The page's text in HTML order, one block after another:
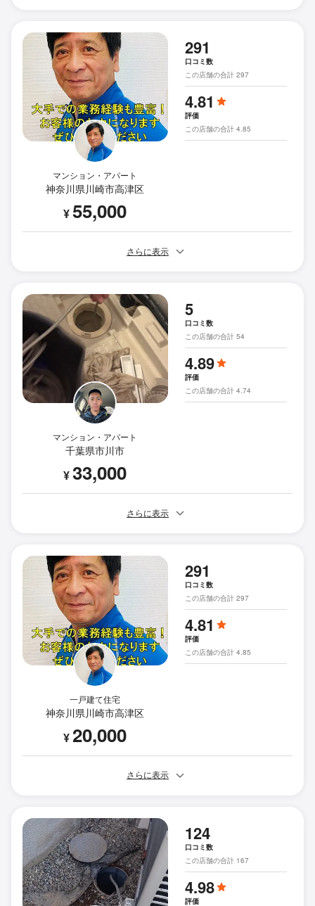
マンション・アパート
神奈川県川崎市高津区
¥55,000
291
口コミ数
この店舗の合計 297
4.81
評価
この店舗の合計 4.85
さらに表示
マンション・アパート
千葉県市川市
¥33,000
5
口コミ数
この店舗の合計 54
4.89
評価
この店舗の合計 4.74
さらに表示
一戸建て住宅
神奈川県川崎市高津区
¥20,000
291
口コミ数
この店舗の合計 297
4.81
評価
この店舗の合計 4.85
さらに表示
124
口コミ数
この店舗の合計 167
4.98
評価